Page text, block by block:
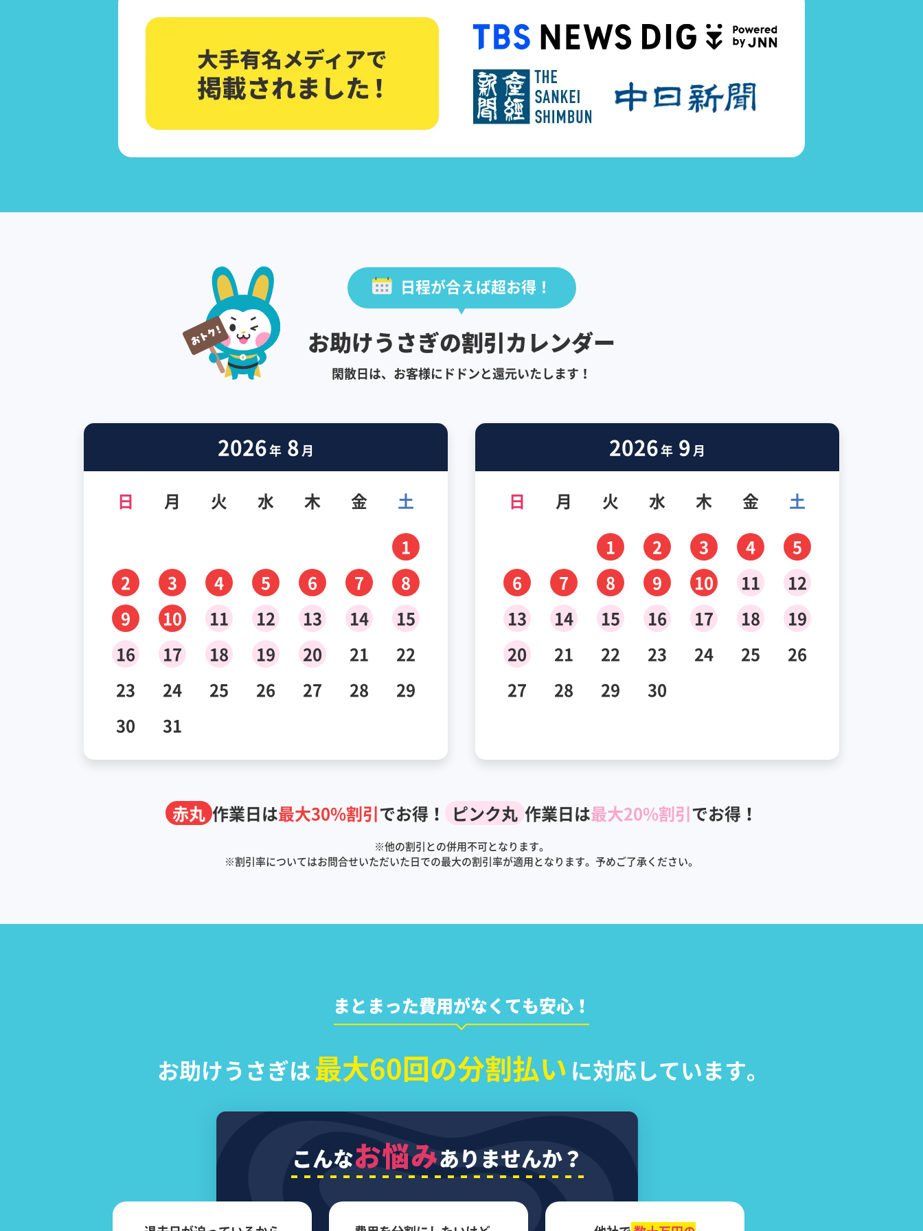
日程が合えば超お得！
お助けうさぎの割引カレンダー
閑散日は、お客様にドドンと還元いたします！
2026年 8月
日 月 火 水 木 金
土
1
2
3 4 5 6 7
8
9
10 11 12 13 14
15
16
17 18 19 20 21
22
23
24 25 26 27 28
29
30
31
2026年 9月
日 月 火 水 木 金
土
1
2 3 4
5
6
7 8 9 10 11
12
13
14 15 16 17 18
19
20
21 22 23 24 25
26
27
28 29 30
赤丸 作業日は最大30%割引でお得！ ピンク丸 作業日は最大20%割引でお得！
※他の割引との併用不可となります。
※割引率についてはお問合せいただいた日での最大の割引率が適用となります。予めご了承ください。
まとまった費用がなくても安心！
お助けうさぎは最大60回の分割払い に対応しています。
こんなお悩みありませんか？